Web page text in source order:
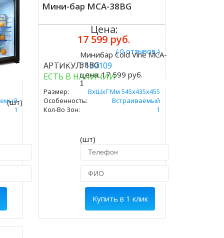
)
1
(шт)
Мини-бар MCA-38BG
( 0 отзывов )
АРТИКУЛ:130109
ЕСТЬ В НАЛИЧИИ
Размер:
ВxШxГ Мм 545х435х455
Особенность:
Встраиваемый
Кол-Во Зон:
1
Цена:
17 599 руб.
Купить
Минибар Cold Vine MCA-
38BG
цена:17 599 руб.
(шт)
Купить в 1 клик